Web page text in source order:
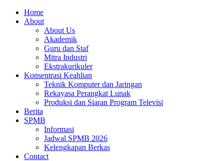
Loncat
SMKN
Tangerang
Cerdas,
Berkarakter
Home
About
About Us
Akademik
Guru dan Staf
Mitra Industri
Ekstrakurikuler
Konsentrasi Keahlian
Teknik Komputer dan Jaringan
Rekayasa Perangkat Lunak
Produksi dan Siaran Program Televisi
Berita
SPMB
Informasi
Jadwal SPMB 2026
Kelengkapan Berkas
Contact